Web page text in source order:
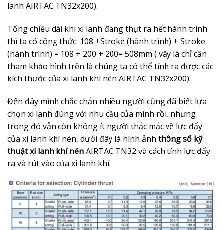
lanh AIRTAC TN32x200).
Tổng chiều dài khi xi lanh đang thụt ra hết hành trình
thì ta có công thức: 108 +Stroke (hành trình) + Stroke
(hành trình) = 108 + 200 + 200= 508mm ( vậy là chỉ cần
tham khảo hình trên là chúng ta có thể tính ra được các
kích thước của xi lanh khí nén AIRTAC TN32x200).
Đến đây mình chắc chắn nhiều người cũng đã biết lựa
chọn xi lanh đúng với nhu cầu của mình rồi, nhưng
trong đó vẫn còn không ít người thắc mắc về lực đẩy
của xi lanh khí nén, dưới đây là hình ảnh thông số kỹ
thuật xi lanh khí nénAIRTAC TN32 và cách tính lực đẩy
ra và rút vào của xi lanh khí.